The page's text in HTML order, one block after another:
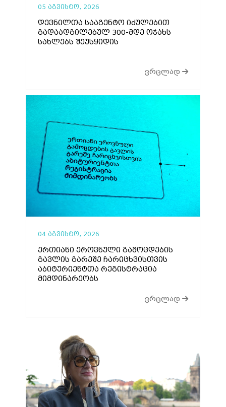
05 აგვისტო, 2026
დევნილთა სააგენტო იძულებით
გადაადგილებულ 300-მდე ოჯახს
სახლებს შეუსყიდის
ვრცლად
04 აგვისტო, 2026
ერთიანი ეროვნული გამოცდების
გავლის გარეშე ჩარიცხვისთვის
აბიტურიენტთა რეგისტრაცია
მიმდინარეობს
ვრცლად